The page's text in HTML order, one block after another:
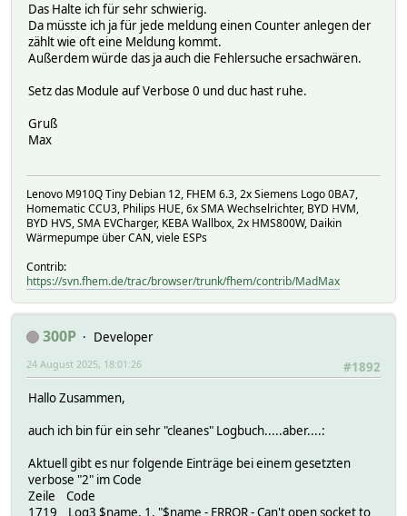
Das Halte ich für sehr schwierig.
Da müsste ich ja für jede meldung einen Counter anlegen der
zählt wie oft eine Meldung kommt.
Außerdem würde das ja auch die Fehlersuche ersachwären.
Setz das Module auf Verbose 0 und duc hast ruhe.
Gruß
Max
Lenovo M910Q Tiny Debian 12, FHEM 6.3, 2x Siemens Logo 0BA7,
Homematic CCU3, Philips HUE, 6x SMA Wechselrichter, BYD HVM,
BYD HVS, SMA EVCharger, KEBA Wallbox, 2x HMS800W, Daikin
Wärmepumpe über CAN, viele ESPs
Contrib:
https://svn.fhem.de/trac/browser/trunk/fhem/contrib/MadMax
300P
Developer
#1892
24 August 2025, 18:01:26
Hallo Zusammen,
auch ich bin für ein sehr "cleanes" Logbuch.....aber....:
Aktuell gibt es nur folgende Einträge bei einem gesetzten
verbose "2" im Code
Zeile Code
1719 Log3 $name, 1, "$name - ERROR - Can't open socket to